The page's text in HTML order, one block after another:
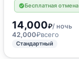
Бесплатная отмена
14,000₽/ ночь
42,000₽всего
Стандартный